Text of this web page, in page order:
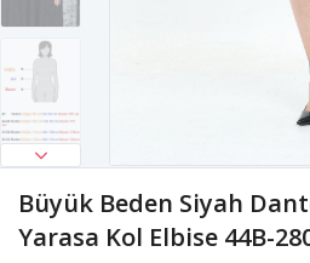
Büyük Beden Siyah
Yarasa Kol Elbise 44B-